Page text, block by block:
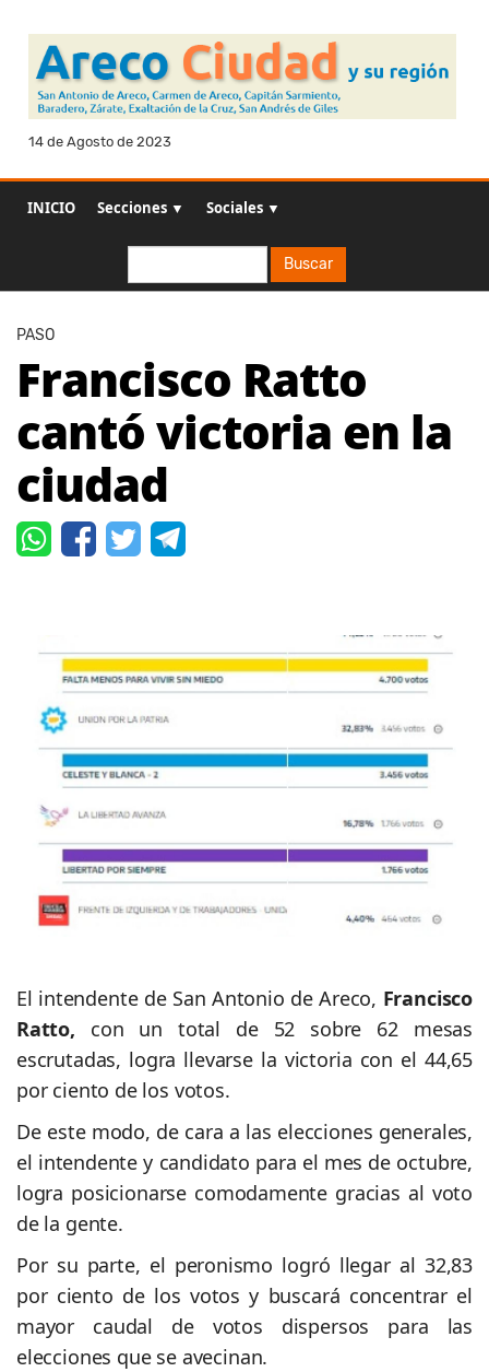
14 de Agosto de 2023
INICIO Secciones ▼ Sociales ▼
Buscar
PASO
Francisco Ratto
cantó victoria en la
ciudad
El intendente de San Antonio de Areco, Francisco
Ratto, con un total de 52 sobre 62 mesas
escrutadas, logra llevarse la victoria con el 44,65
por ciento de los votos.
De este modo, de cara a las elecciones generales,
el intendente y candidato para el mes de octubre,
logra posicionarse comodamente gracias al voto
de la gente.
Por su parte, el peronismo logró llegar al 32,83
por ciento de los votos y buscará concentrar el
mayor caudal de votos dispersos para las
elecciones que se avecinan.